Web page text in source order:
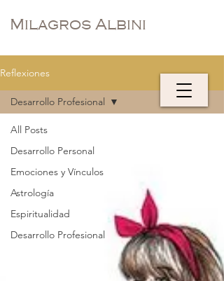
Milagros Albini
Reflexiones
All Posts
Desarrollo Personal
Emociones y Vínculos
Astrología
Espiritualidad
Desarrollo Profesional
Desarrollo Profesional